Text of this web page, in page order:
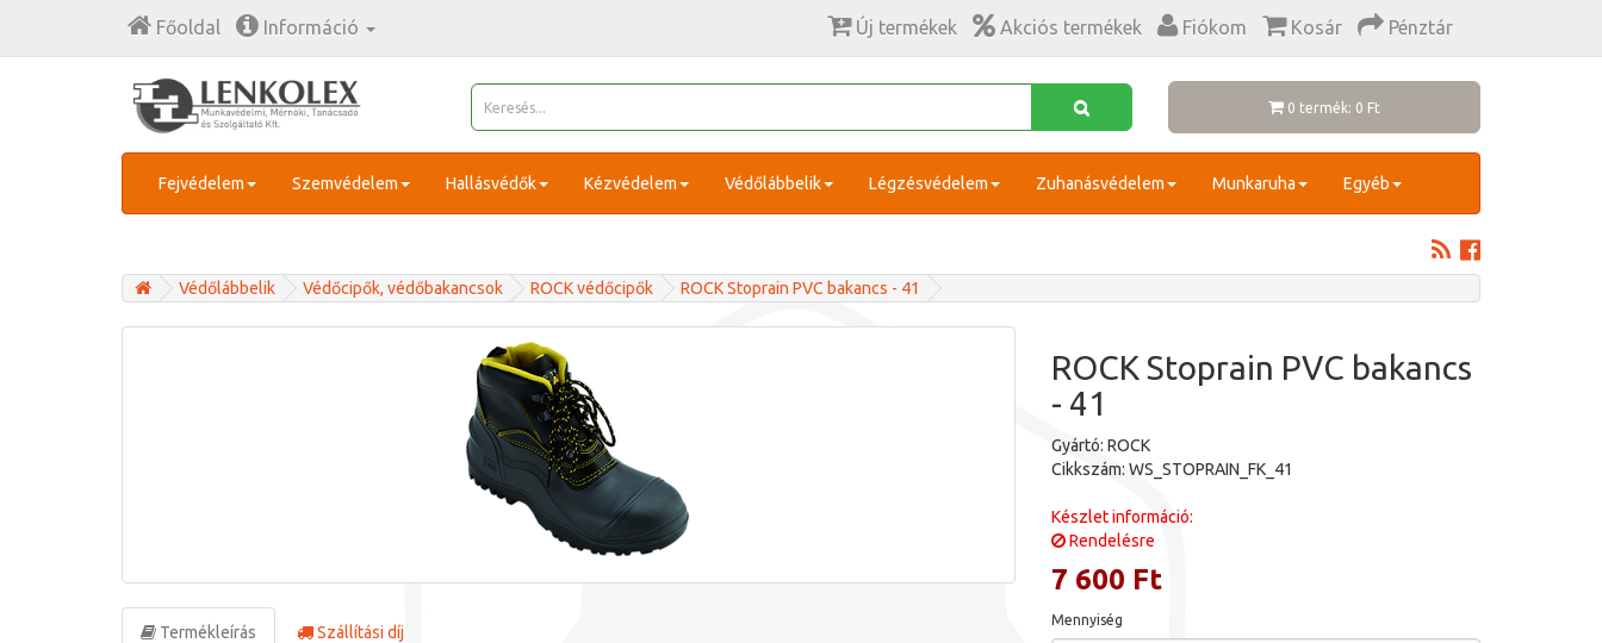
Főoldal Információ Új termékek Akciós termékek Fiókom Kosár Pénztár
0 termék: 0 Ft
Fejvédelem Szemvédelem Hallásvédők Kézvédelem Védőlábbelik Légzésvédelem Zuhanásvédelem Munkaruha Egyéb
Védőlábbelik Védőcipők, védőbakancsok ROCK védőcipők ROCK Stoprain PVC bakancs - 41
Termékleírás Szállítási díj
ROCK Stoprain PVC bakancs
- 41
Gyártó: ROCK
Cikkszám: WS_STOPRAIN_FK_41
Készlet információ:
Rendelésre
7 600 Ft
Mennyiség